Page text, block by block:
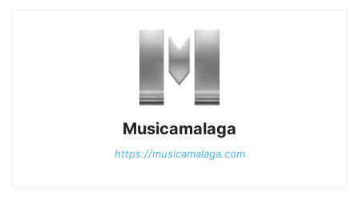
Musicamalaga
https://musicamalaga.com